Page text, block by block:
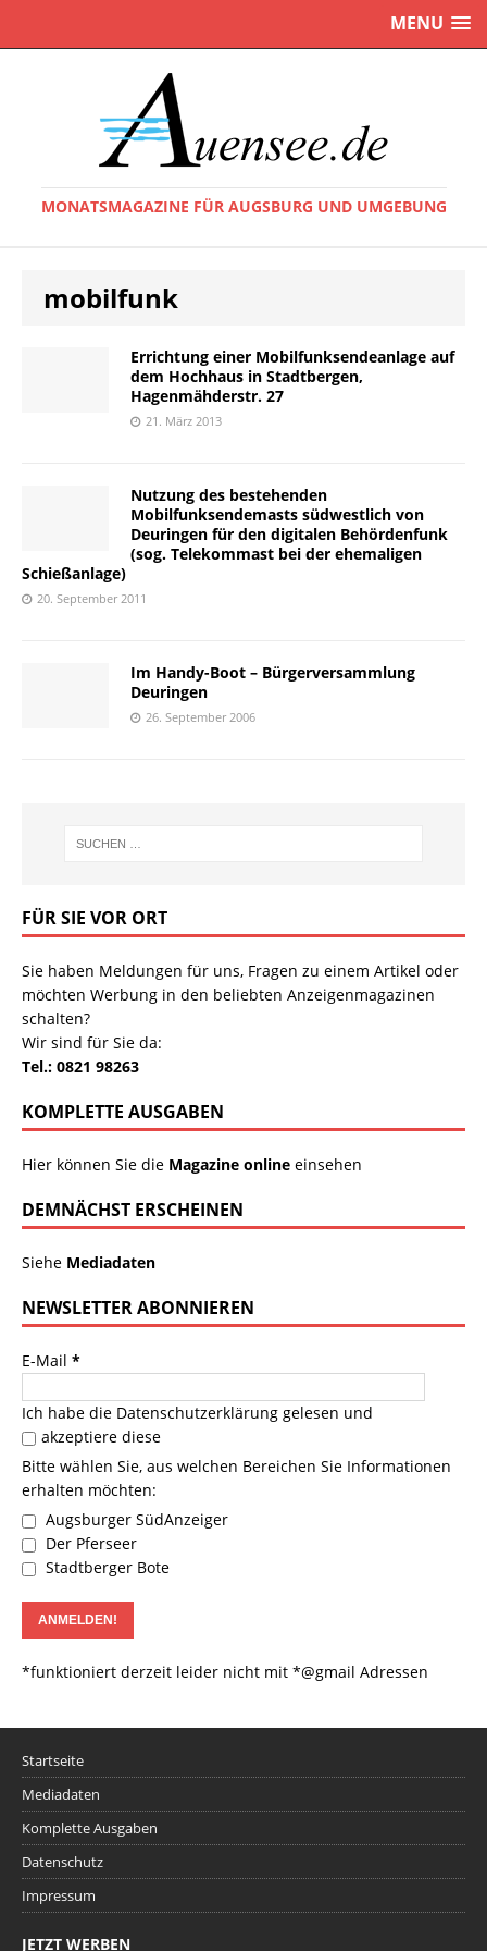
MENU
MONATSMAGAZINE FÜR AUGSBURG UND UMGEBUNG
mobilfunk
Errichtung einer Mobilfunksendeanlage auf
dem Hochhaus in Stadtbergen,
Hagenmähderstr. 27
21. März 2013
Nutzung des bestehenden
Mobilfunksendemasts südwestlich von
Deuringen für den digitalen Behördenfunk
(sog. Telekommast bei der ehemaligen
Schießanlage)
20. September 2011
Im Handy-Boot – Bürgerversammlung
Deuringen
26. September 2006
FÜR SIE VOR ORT
Sie haben Meldungen für uns, Fragen zu einem Artikel oder
möchten Werbung in den beliebten Anzeigenmagazinen
schalten?
Wir sind für Sie da:
Tel.: 0821 98263
KOMPLETTE AUSGABEN
Hier können Sie die Magazine online einsehen
DEMNÄCHST ERSCHEINEN
Siehe Mediadaten
NEWSLETTER ABONNIEREN
E-Mail *
Ich habe die Datenschutzerklärung gelesen und
akzeptiere diese
Bitte wählen Sie, aus welchen Bereichen Sie Informationen
erhalten möchten:
Augsburger SüdAnzeiger
Der Pferseer
Stadtberger Bote
*funktioniert derzeit leider nicht mit *@gmail Adressen
Startseite
Mediadaten
Komplette Ausgaben
Datenschutz
Impressum
JETZT WERBEN